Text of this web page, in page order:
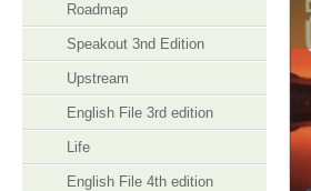
Roadmap
Speakout 3nd Edition
Upstream
English File 3rd edition
Life
English File 4th edition